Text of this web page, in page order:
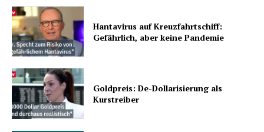
Hantavirus auf Kreuzfahrtschiff:
Gefährlich, aber keine Pandemie
Goldpreis: De-Dollarisierung als
Kurstreiber